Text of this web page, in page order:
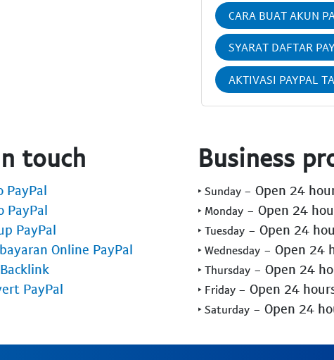
CARA BUAT AKUN
SYARAT DAFTAR
AKTIVASI PAYPAL
touch
PayPal
PayPal
PayPal
Online PayPal
Backlink
PayPal
Business
‣ Sunday - Open 24
‣ Monday - Open 24
‣ Tuesday - Open 24
‣ Wednesday - Open 24
‣ Thursday - Open 24
‣ Friday - Open 24
‣ Saturday - Open 24